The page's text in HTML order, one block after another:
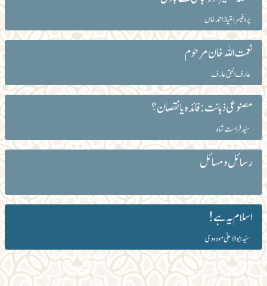
پروفیسر امتیاز احمد خاں
نعمت اللہ خان مرحوم
عارف الحق عارف
مصنوعی ذہانت: فائدہ یا نقصان؟
سیّد فراست شاہ
رسائل و مسائل
اسلام یہ ہے!
سیّد ابوالاعلیٰ مودودی